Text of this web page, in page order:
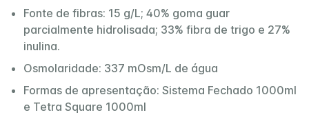
Fonte de fibras: 15 g/L; 40% goma guar
parcialmente hidrolisada; 33% fibra de trigo e 27%
inulina.
Osmolaridade: 337 mOsm/L de água
Formas de apresentação: Sistema Fechado 1000ml
e Tetra Square 1000ml